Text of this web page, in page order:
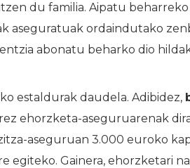
du familia. Aipatu
aseguratuak ordaindutako
abonatu beharko dio
estaldurak daudela. Adibidez,
ehorzketa-aseguruarenak
aseguruan 3.000 euroko
egiteko. Gainera, ehorzketari